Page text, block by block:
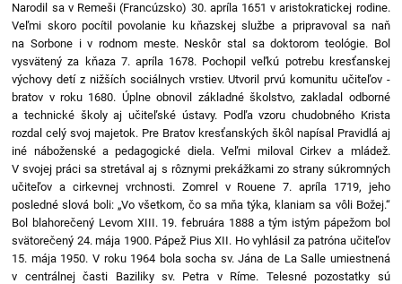
Narodil sa v Remeši (Francúzsko) 30. apríla 1651 v aristokratickej rodine.
Veľmi skoro pocítil povolanie ku kňazskej službe a pripravoval sa naň
na Sorbone i v rodnom meste. Neskôr stal sa doktorom teológie. Bol
vysvätený za kňaza 7. apríla 1678. Pochopil veľkú potrebu kresťanskej
výchovy detí z nižších sociálnych vrstiev. Utvoril prvú komunitu učiteľov -
bratov v roku 1680. Úplne obnovil základné školstvo, zakladal odborné
a technické školy aj učiteľské ústavy. Podľa vzoru chudobného Krista
rozdal celý svoj majetok. Pre Bratov kresťanských škôl napísal Pravidlá aj
iné náboženské a pedagogické diela. Veľmi miloval Cirkev a mládež.
V svojej práci sa stretával aj s rôznymi prekážkami zo strany súkromných
učiteľov a cirkevnej vrchnosti. Zomrel v Rouene 7. apríla 1719, jeho
posledné slová boli: „Vo všetkom, čo sa mňa týka, klaniam sa vôli Božej.“
Bol blahorečený Levom XIII. 19. februára 1888 a tým istým pápežom bol
svätorečený 24. mája 1900. Pápež Pius XII. Ho vyhlásil za patróna učiteľov
15. mája 1950. V roku 1964 bola socha sv. Jána de La Salle umiestnená
v centrálnej časti Baziliky sv. Petra v Ríme. Telesné pozostatky sú